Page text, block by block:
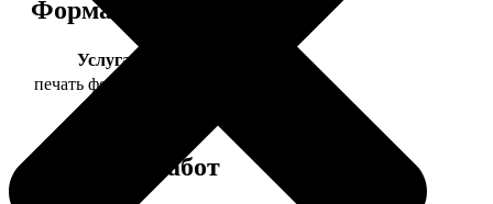
Форматы и цены
Услуга
печать фото 20х30
Примеры работ